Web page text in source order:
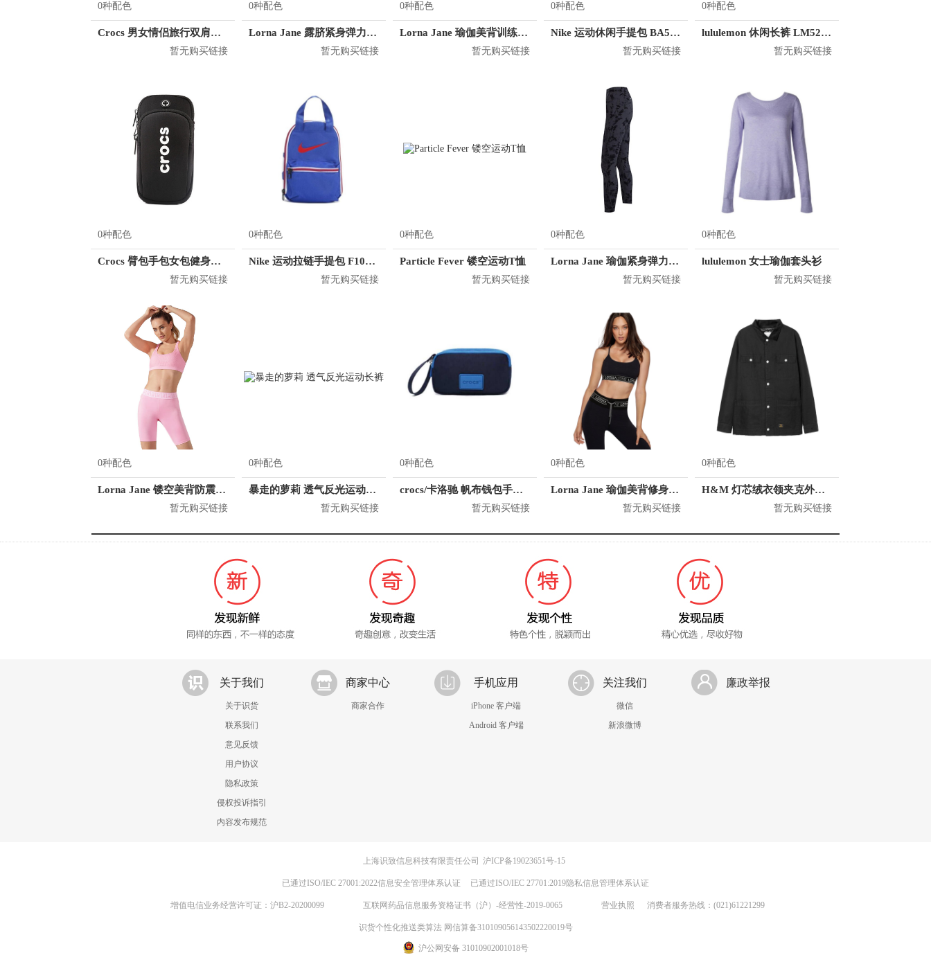
0种配色
Crocs 男女情侣旅行双肩背包 CB04A164073
暂无购买链接
0种配色
Lorna Jane 露脐紧身弹力长袖T恤 032028
暂无购买链接
0种配色
Lorna Jane 瑜伽美背训练健身背心 052051
暂无购买链接
0种配色
Nike 运动休闲手提包 BA5797
暂无购买链接
0种配色
lululemon 休闲长裤 LM5280D
暂无购买链接
0种配色
Crocs 臂包手包女包健身包小包 CE31K181009
暂无购买链接
0种配色
Nike 运动拉链手提包 F1086R
暂无购买链接
0种配色
Particle Fever 镂空运动T恤
暂无购买链接
0种配色
Lorna Jane 瑜伽紧身弹力透气运动长裤 062085
暂无购买链接
0种配色
lululemon 女士瑜伽套头衫
暂无购买链接
0种配色
Lorna Jane 镂空美背防震运动内衣 121942
暂无购买链接
0种配色
暴走的萝莉 透气反光运动长裤
暂无购买链接
0种配色
crocs/卡洛驰 帆布钱包手抓包手拿包零钱包女包 CB28A164064
暂无购买链接
0种配色
Lorna Jane 瑜伽美背修身运动内衣 042077
暂无购买链接
0种配色
H&M 灯芯绒衣领夹克外套 男女同款 0905121
暂无购买链接
关于我们
关于识货
联系我们
意见反馈
用户协议
隐私政策
侵权投诉指引
内容发布规范
商家中心
商家合作
手机应用
iPhone 客户端
Android 客户端
关注我们
微信
新浪微博
廉政举报
上海识致信息科技有限责任公司 沪ICP备19023651号-15
已通过ISO/IEC 27001:2022信息安全管理体系认证 已通过ISO/IEC 27701:2019隐私信息管理体系认证
增值电信业务经营许可证：沪B2-20200099 互联网药品信息服务资格证书（沪）-经营性-2019-0065 营业执照 消费者服务热线：(021)61221299
识货个性化推送类算法 网信算备310109056143502220019号
沪公网安备 31010902001018号